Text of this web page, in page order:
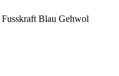
Fusskraft Blau Gehwol